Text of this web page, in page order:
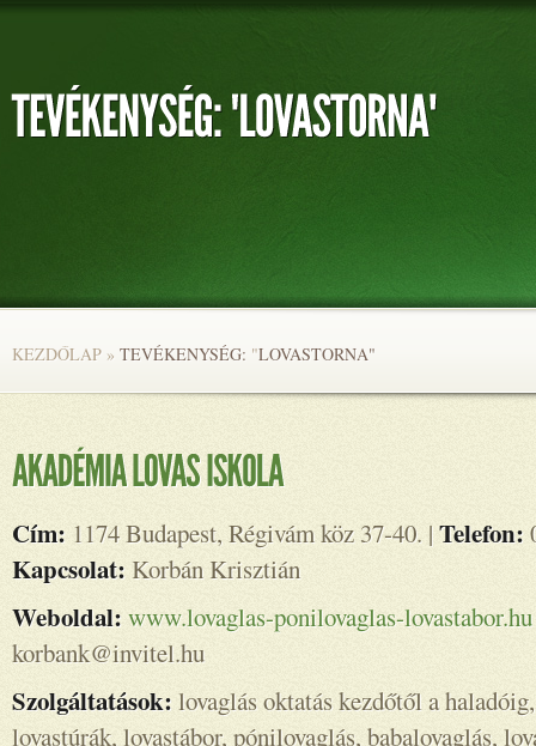
KEZDŐLAP » TEVÉKENYSÉG: "LOVASTORNA"
Cím: 1174 Budapest, Régivám köz 37-40. |Telefon:
Kapcsolat: Korbán Krisztián
Weboldal: www.lovaglas-ponilovaglas-
korbank@invitel.hu
Szolgáltatások: lovaglás oktatás kezdőtől a
lovastúrák, lovastábor, pónilovaglás, babalovaglás,